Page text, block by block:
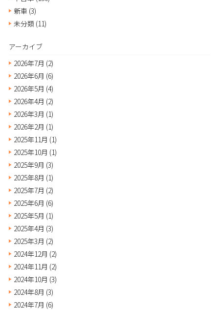
新車 (3)
未分類 (11)
アーカイブ
2026年7月 (2)
2026年6月 (6)
2026年5月 (4)
2026年4月 (2)
2026年3月 (1)
2026年2月 (1)
2025年11月 (1)
2025年10月 (1)
2025年9月 (3)
2025年8月 (1)
2025年7月 (2)
2025年6月 (6)
2025年5月 (1)
2025年4月 (3)
2025年3月 (2)
2024年12月 (2)
2024年11月 (2)
2024年10月 (3)
2024年8月 (3)
2024年7月 (6)